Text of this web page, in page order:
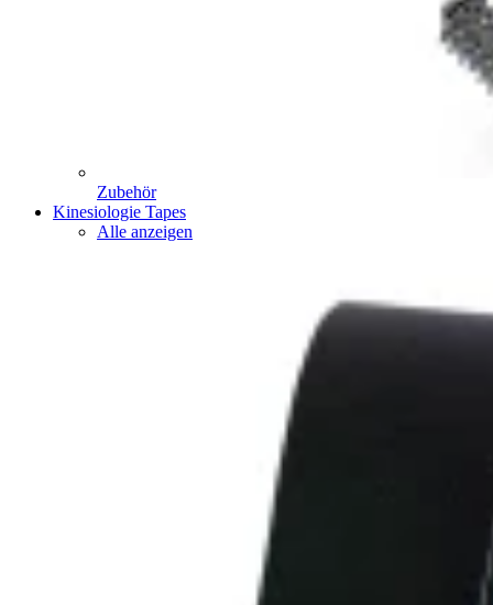
Zubehör
Kinesiologie Tapes
Alle anzeigen